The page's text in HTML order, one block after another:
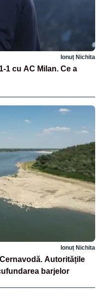
Ionuț Nichita
1 cu AC Milan. Ce a
Ionuț Nichita
Autoritățile
barjelor